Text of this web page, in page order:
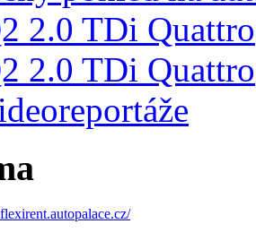
2.0 TDi Quattro